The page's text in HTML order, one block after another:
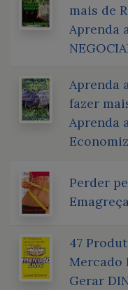
mais de
Aprenda
Aprenda
fazer
Aprenda
Perder
47
Mercado
Gerar